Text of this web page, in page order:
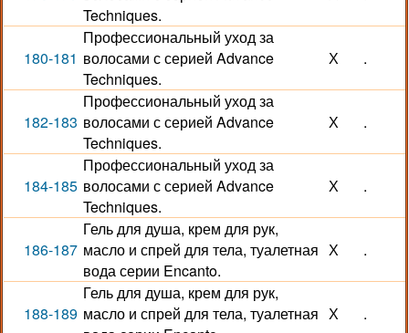
Techniques.
180-181
Профессиональный уход за
волосами с серией Advance
Techniques.
Х .
182-183
Профессиональный уход за
волосами с серией Advance
Techniques.
Х .
184-185
Профессиональный уход за
волосами с серией Advance
Techniques.
Х .
186-187
Гель для душа, крем для рук,
масло и спрей для тела, туалетная
вода серии Encanto.
Х .
188-189
Гель для душа, крем для рук,
масло и спрей для тела, туалетная Х .